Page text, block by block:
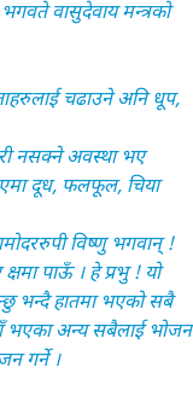
वासुदेवाय मन्त्रको
चढाउने अनि धूप,
नसक्ने अवस्था भए
दूध, फलफूल, चिया
विष्णु भगवान् !
पाऊँ । हे प्रभु ! यो
भन्दै हातमा भएको सबै
भएका अन्य सबैलाई भोजन
गर्ने ।